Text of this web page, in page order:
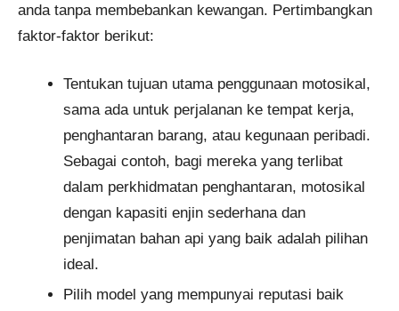
anda tanpa membebankan kewangan. Pertimbangkan
faktor-faktor berikut:
Tentukan tujuan utama penggunaan motosikal,
sama ada untuk perjalanan ke tempat kerja,
penghantaran barang, atau kegunaan peribadi.
Sebagai contoh, bagi mereka yang terlibat
dalam perkhidmatan penghantaran, motosikal
dengan kapasiti enjin sederhana dan
penjimatan bahan api yang baik adalah pilihan
ideal.
Pilih model yang mempunyai reputasi baik